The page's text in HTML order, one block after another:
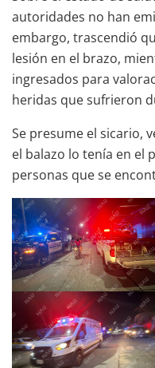
autoridades no han
embargo, trascendió
lesión en el brazo,
ingresados para
heridas que sufrieron
Se presume el sicario,
el balazo lo tenía en el
personas que se